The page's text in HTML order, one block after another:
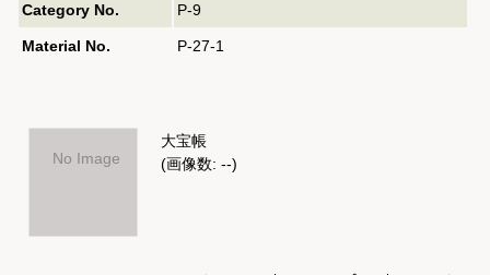
Category No. P-9
Material No. P-27-1
No Image
大宝帳
(画像数: --)